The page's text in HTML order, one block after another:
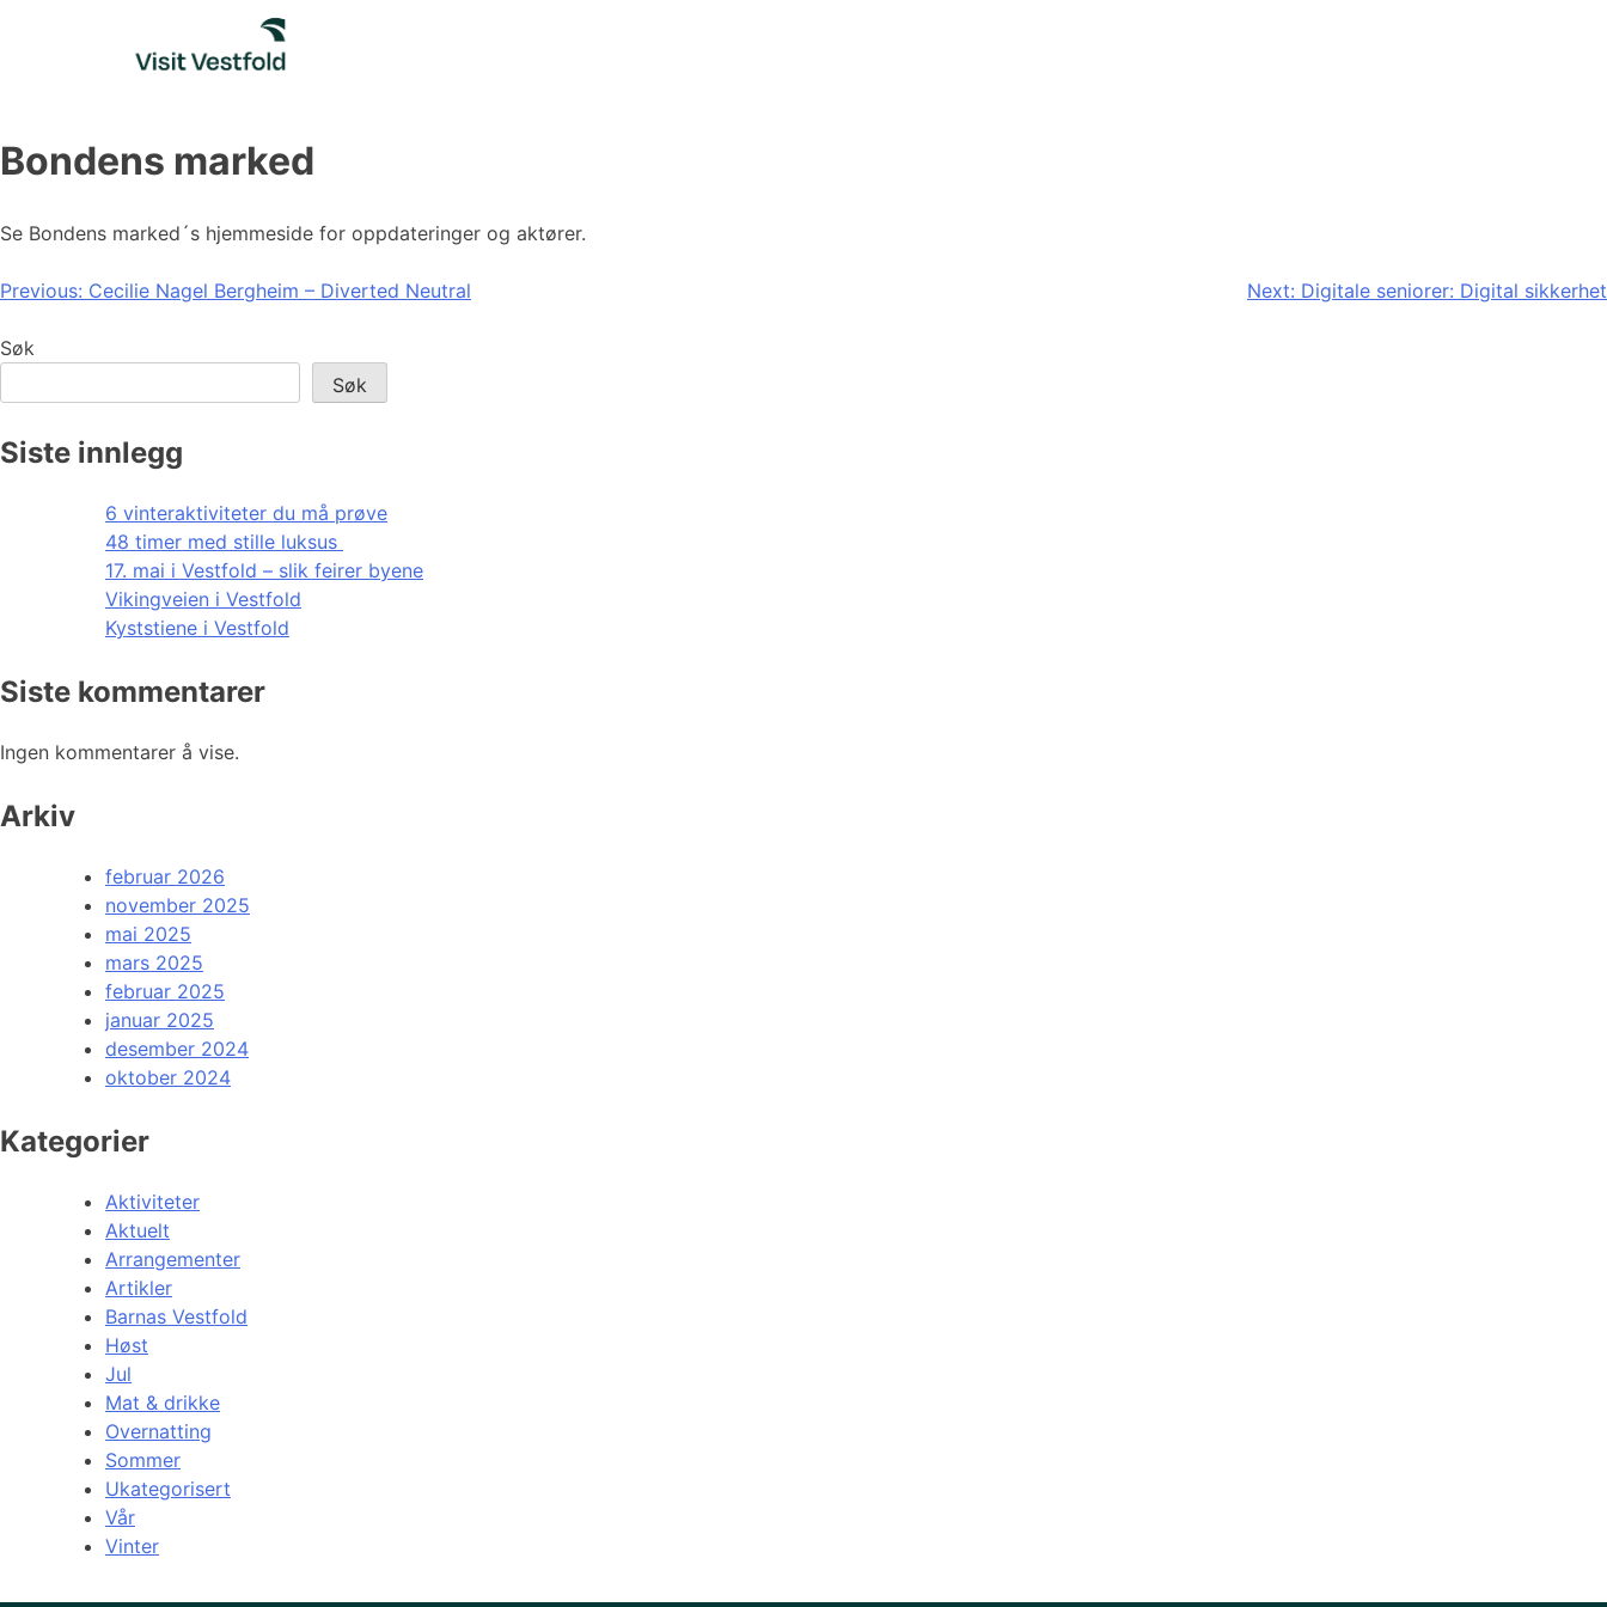
Bondens marked
Se Bondens marked´s hjemmeside for oppdateringer og aktører.
Innleggsnavigasjon
Previous: Cecilie Nagel Bergheim – Diverted Neutral Next: Digitale seniorer: Digital sikkerhet
Søk
Søk
Siste innlegg
6 vinteraktiviteter du må prøve
48 timer med stille luksus
17. mai i Vestfold – slik feirer byene
Vikingveien i Vestfold
Kyststiene i Vestfold
Siste kommentarer
Ingen kommentarer å vise.
Arkiv
februar 2026
november 2025
mai 2025
mars 2025
februar 2025
januar 2025
desember 2024
oktober 2024
Kategorier
Aktiviteter
Aktuelt
Arrangementer
Artikler
Barnas Vestfold
Høst
Jul
Mat & drikke
Overnatting
Sommer
Ukategorisert
Vår
Vinter